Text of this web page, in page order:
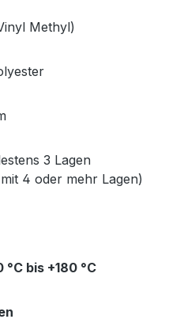
Methyl)
3 Lagen
4 oder mehr Lagen)
°C bis +180 °C